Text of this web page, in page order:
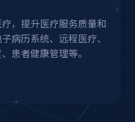
，提升医疗服务质量和
病历系统、远程医疗、
患者健康管理等。